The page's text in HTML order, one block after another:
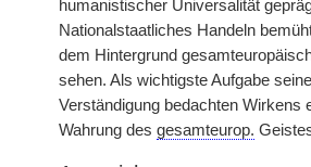
humanistischer Universalität
Nationalstaatliches Handeln
dem Hintergrund
sehen. Als wichtigste Aufgabe
Verständigung bedachten Wirkens
Wahrung des gesamteurop.